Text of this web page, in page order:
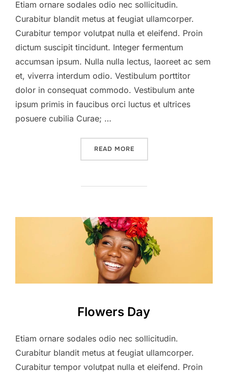
Etiam ornare sodales odio nec sollicitudin.
Curabitur blandit metus at feugiat ullamcorper.
Curabitur tempor volutpat nulla et eleifend. Proin
dictum suscipit tincidunt. Integer fermentum
accumsan ipsum. Nulla nulla lectus, laoreet ac sem
et, viverra interdum odio. Vestibulum porttitor
dolor in consequat commodo. Vestibulum ante
ipsum primis in faucibus orci luctus et ultrices
posuere cubilia Curae; …
READ MORE”CLASSIC WATCH”
Flowers Day
Etiam ornare sodales odio nec sollicitudin.
Curabitur blandit metus at feugiat ullamcorper.
Curabitur tempor volutpat nulla et eleifend. Proin